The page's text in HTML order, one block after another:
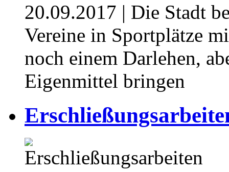
20.09.2017 | Die Stadt
Vereine in Sportplätze
noch einem Darlehen,
Eigenmittel bringen